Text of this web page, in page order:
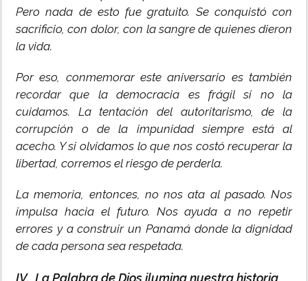
Pero nada de esto fue gratuito. Se conquistó con
sacrificio, con dolor, con la sangre de quienes dieron
la vida.
Por eso, conmemorar este aniversario es también
recordar que la democracia es frágil si no la
cuidamos. La tentación del autoritarismo, de la
corrupción o de la impunidad siempre está al
acecho. Y si olvidamos lo que nos costó recuperar la
libertad, corremos el riesgo de perderla.
La memoria, entonces, no nos ata al pasado. Nos
impulsa hacia el futuro. Nos ayuda a no repetir
errores y a construir un Panamá donde la dignidad
de cada persona sea respetada.
IV. La Palabra de Dios ilumina nuestra historia